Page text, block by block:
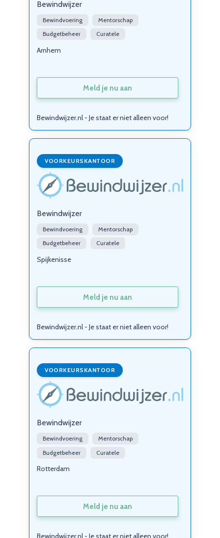
Bewindwijzer
Bewindvoering
Mentorschap
Budgetbeheer
Curatele
Arnhem
Meld je nu aan
Bewindwijzer.nl - Je staat er niet alleen voor!
VOORKEURSKANTOOR
Bewindwijzer
Bewindvoering
Mentorschap
Budgetbeheer
Curatele
Spijkenisse
Meld je nu aan
Bewindwijzer.nl - Je staat er niet alleen voor!
VOORKEURSKANTOOR
Bewindwijzer
Bewindvoering
Mentorschap
Budgetbeheer
Curatele
Rotterdam
Meld je nu aan
Bewindwijzer.nl - Je staat er niet alleen voor!